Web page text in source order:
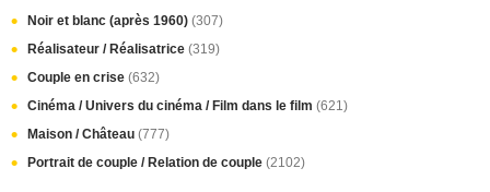
Noir et blanc (après 1960) (307)
Réalisateur / Réalisatrice (319)
Couple en crise (632)
Cinéma / Univers du cinéma / Film dans le film (621)
Maison / Château (777)
Portrait de couple / Relation de couple (2102)